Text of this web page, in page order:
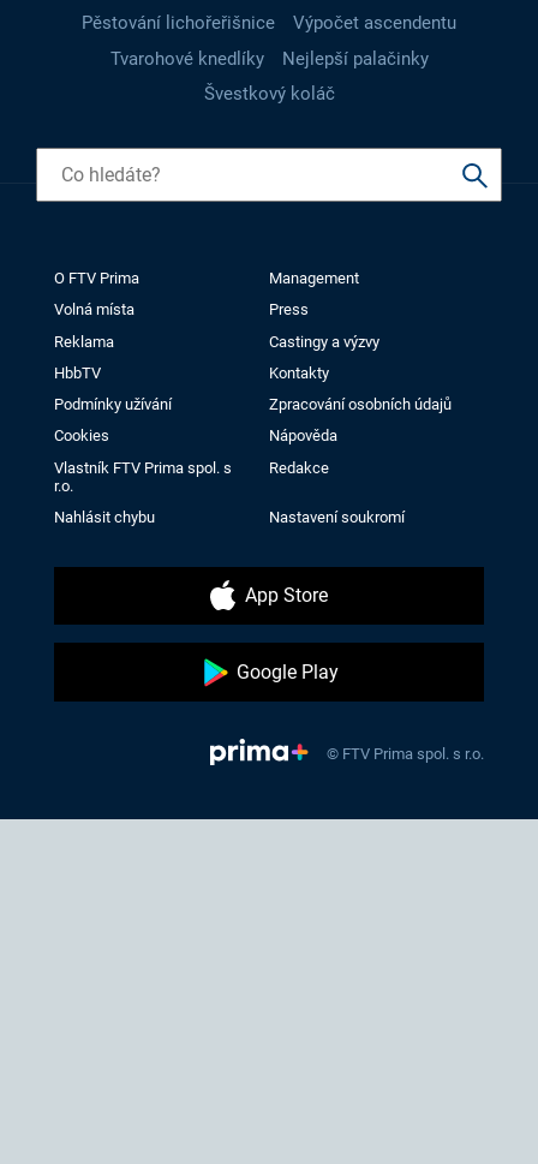
Pěstování lichořeřišnice
Výpočet ascendentu
Tvarohové knedlíky
Nejlepší palačinky
Švestkový koláč
O FTV Prima
Management
Volná místa
Press
Reklama
Castingy a výzvy
HbbTV
Kontakty
Podmínky užívání
Zpracování osobních údajů
Cookies
Nápověda
Vlastník FTV Prima spol. s
r.o.
Redakce
Nahlásit chybu Nastavení soukromí
App Store
Google Play
© FTV Prima spol. s r.o.